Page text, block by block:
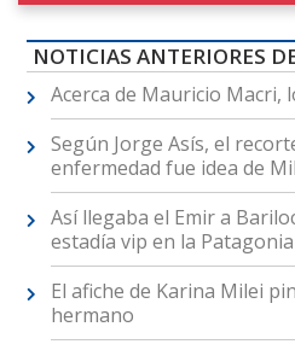
NOTICIAS ANTERIORES
Acerca de Mauricio Macri,
Según Jorge Asís, el
enfermedad fue idea de
Así llegaba el Emir a
estadía vip en la Patagonia
El afiche de Karina Milei
hermano